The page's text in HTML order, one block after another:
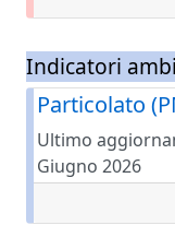
Indicatori
Particolato
Ultimo
Giugno 2026